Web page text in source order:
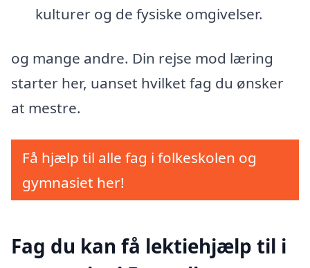
kulturer og de fysiske omgivelser.
og mange andre. Din rejse mod læring
starter her, uanset hvilket fag du ønsker
at mestre.
Få hjælp til alle fag i folkeskolen og
gymnasiet her!
Fag du kan få lektiehjælp til i